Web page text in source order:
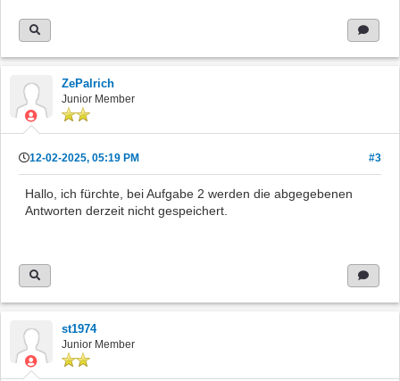
ZePalrich
Junior Member
12-02-2025, 05:19 PM #3
Hallo, ich fürchte, bei Aufgabe 2 werden die abgegebenen
Antworten derzeit nicht gespeichert.
st1974
Junior Member